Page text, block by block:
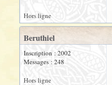
Hors ligne
Beruthiel
Inscription : 2002
Messages : 248
Hors ligne